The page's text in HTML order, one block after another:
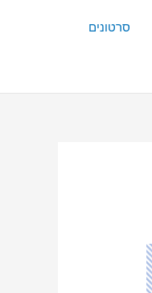
סרטונים